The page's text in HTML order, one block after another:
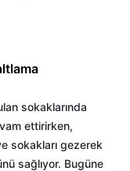
sokaklarında
ettirirken,
sokakları gezerek
sağlıyor. Bugüne